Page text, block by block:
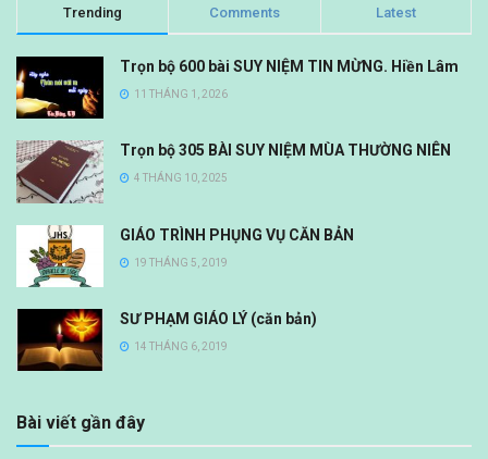
Trending Comments Latest
Trọn bộ 600 bài SUY NIỆM TIN MỪNG. Hiền Lâm
11 THÁNG 1, 2026
Trọn bộ 305 BÀI SUY NIỆM MÙA THƯỜNG NIÊN
4 THÁNG 10, 2025
GIÁO TRÌNH PHỤNG VỤ CĂN BẢN
19 THÁNG 5, 2019
SƯ PHẠM GIÁO LÝ (căn bản)
14 THÁNG 6, 2019
Bài viết gần đây